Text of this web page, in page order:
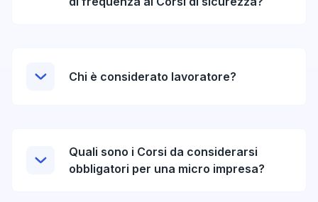
Chi è considerato lavoratore?
Quali sono i Corsi da considerarsi
obbligatori per una micro impresa?